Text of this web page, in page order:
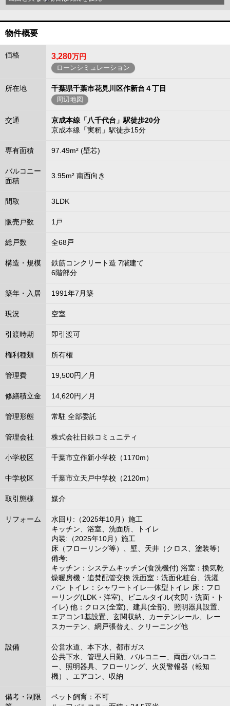
物件概要
価格 3,280万円
ローンシミュレーション
所在地 千葉県千葉市花見川区作新台４丁目
周辺地図
交通
京成本線「八千代台」駅徒歩20分
京成本線「実籾」駅徒歩15分
専有面積 97.49m² (壁芯)
バルコニー
面積
3.95m² 南西向き
間取 3LDK
販売戸数 1戸
総戸数 全68戸
構造・規模
鉄筋コンクリート造 7階建て
6階部分
築年・入居 1991年7月築
現況 空室
引渡時期 即引渡可
権利種類 所有権
管理費 19,500円／月
修繕積立金 14,620円／月
管理形態 常駐 全部委託
管理会社 株式会社日鉄コミュニティ
小学校区 千葉市立作新小学校（1170m）
中学校区 千葉市立天戸中学校（2120m）
取引態様 媒介
リフォーム
水回り:（2025年10月）施工
キッチン、浴室、洗面所、トイレ
内装:（2025年10月）施工
床（フローリング等）、壁、天井（クロス、塗装等）
備考:
キッチン：システムキッチン(食洗機付) 浴室：換気乾
燥暖房機・追焚配管交換 洗面室：洗面化粧台、洗濯
パン トイレ：シャワートイレ一体型トイレ 床：フロ
ーリング(LDK・洋室)、ビニルタイル(玄関・洗面・ト
イレ) 他：クロス(全室)、建具(全部)、照明器具設置、
エアコン1基設置、玄関収納、カーテンレール、レー
スカーテン、網戸張替え、クリーニング他
設備
公営水道、本下水、都市ガス
公共下水、管理人日勤、バルコニー、両面バルコニ
ー、照明器具、フローリング、火災警報器（報知
機）、エアコン、収納
備考・制限
ペット飼育：不可